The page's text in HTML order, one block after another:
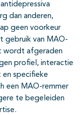
dan anderen,
geen voorkeur
van MAO-
wordt afgeraden
profiel, interactie
specifieke
een MAO-remmer
te begeleiden